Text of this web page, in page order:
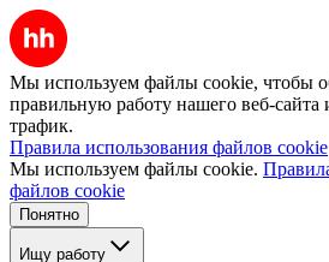
Мы используем файлы cookie, чтобы
правильную работу нашего веб-сайта
трафик.
Правила использования файлов cookie
Мы используем файлы cookie.
файлов cookie
Понятно
Ищу работу